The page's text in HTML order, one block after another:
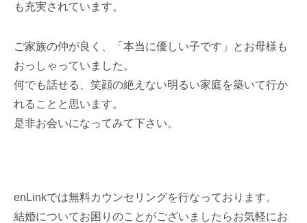
も充実されています。
ご家族の仲が良く、「本当に優しい子です」とお母様も
おっしゃっていました。
何でも話せる、笑顔の絶えない明るい家庭を築いて行か
れることと思います。
是非お会いになってみて下さい。
enLinkでは無料カウンセリングを行なっております。
結婚についてお困りのことがございましたらお気軽にお